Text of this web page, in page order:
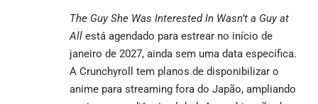
The Guy She Was Interested In Wasn’t a Guy at
All está agendado para estrear no início de
janeiro de 2027, ainda sem uma data específica.
A Crunchyroll tem planos de disponibilizar o
anime para streaming fora do Japão, ampliando